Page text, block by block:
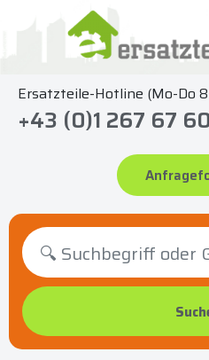
springen
Ersatzteile-Hotline (Mo-Do
+43 (0)1 267 67 60